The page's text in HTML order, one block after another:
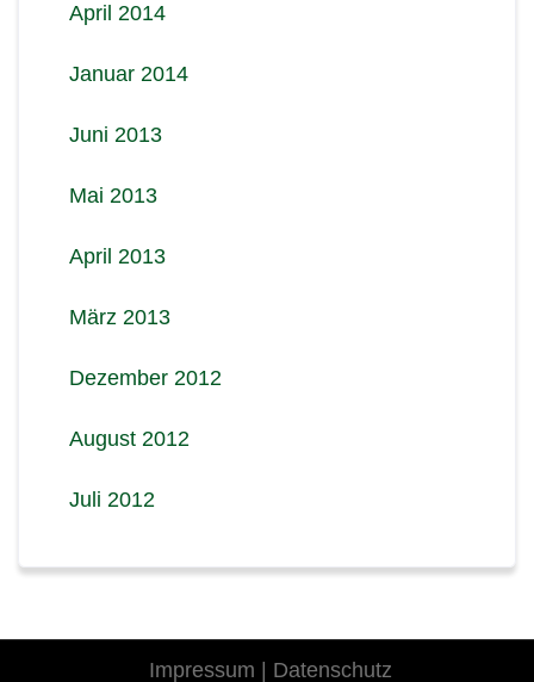
April 2014
Januar 2014
Juni 2013
Mai 2013
April 2013
März 2013
Dezember 2012
August 2012
Juli 2012
Impressum Datenschutz